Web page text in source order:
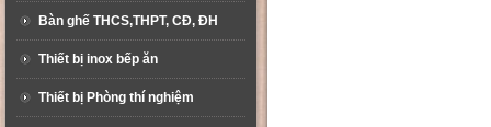
Bàn ghế THCS,THPT, CĐ, ĐH
Thiết bị inox bếp ăn
Thiết bị Phòng thí nghiệm